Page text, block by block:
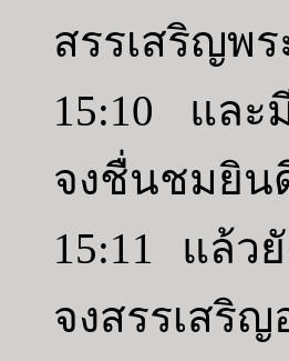
สรรเสริญพ
15:10 และ
จงชื่นชมยิน
15:11 แล้ว
จงสรรเสริ